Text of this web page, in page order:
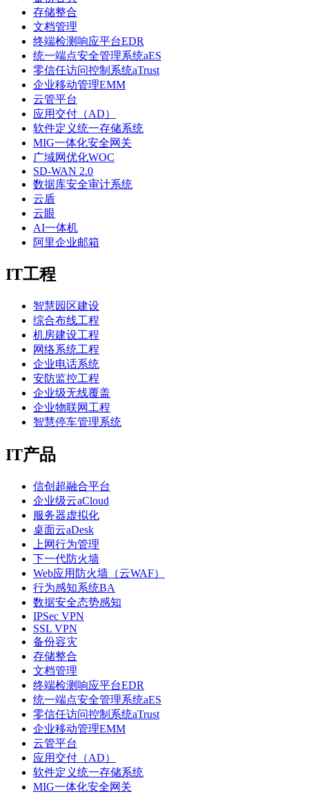
存储整合
文档管理
终端检测响应平台EDR
统一端点安全管理系统aES
零信任访问控制系统aTrust
企业移动管理EMM
云管平台
应用交付（AD）
软件定义统一存储系统
MIG一体化安全网关
广域网优化WOC
SD-WAN 2.0
数据库安全审计系统
云盾
云眼
AI一体机
阿里企业邮箱
IT工程
智慧园区建设
综合布线工程
机房建设工程
网络系统工程
企业电话系统
安防监控工程
企业级无线覆盖
企业物联网工程
智慧停车管理系统
IT产品
信创超融合平台
企业级云aCloud
服务器虚拟化
桌面云aDesk
上网行为管理
下一代防火墙
Web应用防火墙（云WAF）
行为感知系统BA
数据安全态势感知
IPSec VPN
SSL VPN
备份容灾
存储整合
文档管理
终端检测响应平台EDR
统一端点安全管理系统aES
零信任访问控制系统aTrust
企业移动管理EMM
云管平台
应用交付（AD）
软件定义统一存储系统
MIG一体化安全网关